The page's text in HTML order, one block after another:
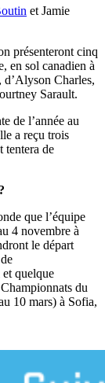
et Jamie
présenteront cinq
en sol canadien à
Charles,
Sarault.
de l’année au
a reçu trois
tentera de
que l’équipe
4 novembre à
le départ
quelque
du
10 mars) à Sofia,